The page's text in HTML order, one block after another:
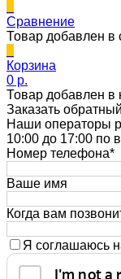
Сравнение
Товар добавлен в
Корзина
0 p.
Товар добавлен в
Заказать
Наши операторы
10:00 до 17:00 по
Номер телефона*
Ваше имя
Когда вам
Я соглашаюсь